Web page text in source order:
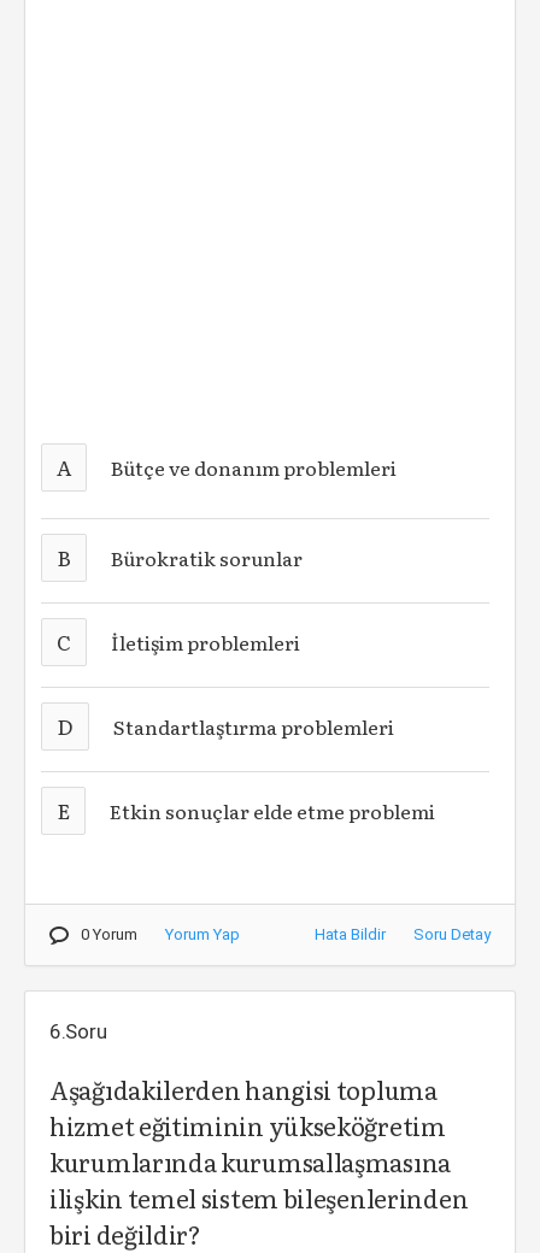
A Bütçe ve donanım problemleri
B Bürokratik sorunlar
C İletişim problemleri
D Standartlaştırma problemleri
E Etkin sonuçlar elde etme problemi
0 Yorum Yorum Yap Hata Bildir Soru Detay
6.Soru
Aşağıdakilerden hangisi topluma
hizmet eğitiminin yükseköğretim
kurumlarında kurumsallaşmasına
ilişkin temel sistem bileşenlerinden
biri değildir?